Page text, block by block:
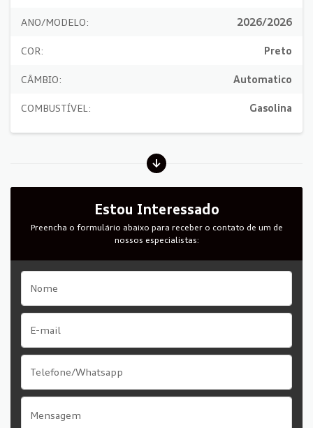
ANO/MODELO: 2026/2026
COR: Preto
CÂMBIO: Automatico
COMBUSTÍVEL: Gasolina
Estou Interessado
Preencha o formulário abaixo para receber o contato de um de
nossos especialistas: